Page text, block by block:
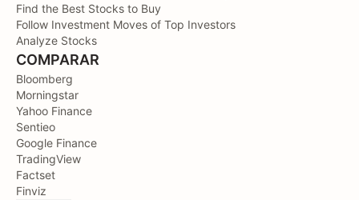
Find the Best Stocks to Buy
Follow Investment Moves of Top Investors
Analyze Stocks
COMPARAR
Bloomberg
Morningstar
Yahoo Finance
Sentieo
Google Finance
TradingView
Factset
Finviz